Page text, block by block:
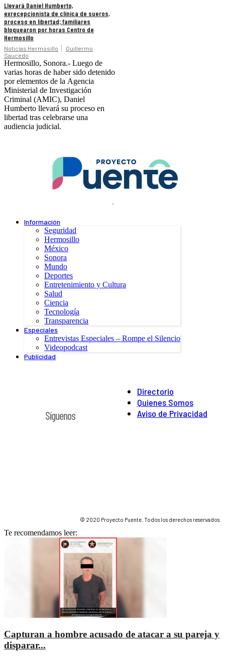
Llevará Daniel Humberto,
exrecepcionista de clínica de sueros,
proceso en libertad; familiares
bloquearon por horas Centro de
Hermosillo
Noticias Hermosillo
Guillermo
Saucedo
Hermosillo, Sonora.- Luego de
varias horas de haber sido detenido
por elementos de la Agencia
Ministerial de Investigación
Criminal (AMIC), Daniel
Humberto llevará su proceso en
libertad tras celebrarse una
audiencia judicial.
.
Información
Seguridad
Hermosillo
México
Sonora
Mundo
Deportes
Entretenimiento y Cultura
Salud
Ciencia
Tecnología
Transparencia
Especiales
Entrevistas Especiales – Rompe el Silencio
Videopodcast
Publicidad
Directorio
Quienes Somos
Aviso de Privacidad
Síguenos
© 2020 Proyecto Puente. Todos los derechos reservados.
Te recomendamos leer:
Capturan a hombre acusado de atacar a su pareja y
disparar...